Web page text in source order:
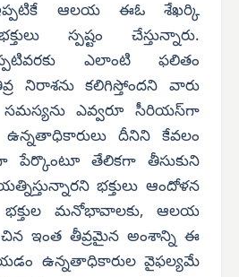
ఆలయ ఈఓ శేఖర్కి
స్పష్టం చేస్తున్నారు.
ఎలాంటి ఫలితం
నిరాశను కలిగిస్తోందని వారు
ఎవ్వరూ సీరియస్‌గా
దీనిని కేవలం
పేర్కొంటూ తేలికగా తీసుకుని
భక్తులు ఆందోళన
భక్తుల మనోభావాలకు, ఆలయ
ఇంత తీవ్రమైన అంశాన్ని ఈ
ఉన్నతాధికారుల వైఫల్యమే